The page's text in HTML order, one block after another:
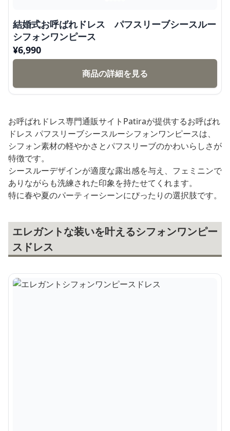
結婚式お呼ばれドレス パフスリーブシースルー
シフォンワンピース
¥6,990
商品の詳細を見る
お呼ばれドレス専門通販サイトPatiraが提供するお呼ばれ
ドレス パフスリーブシースルーシフォンワンピースは、
シフォン素材の軽やかさとパフスリーブのかわいらしさが
特徴です。
シースルーデザインが適度な露出感を与え、フェミニンで
ありながらも洗練された印象を持たせてくれます。
特に春や夏のパーティーシーンにぴったりの選択肢です。
エレガントな装いを叶えるシフォンワンピー
スドレス